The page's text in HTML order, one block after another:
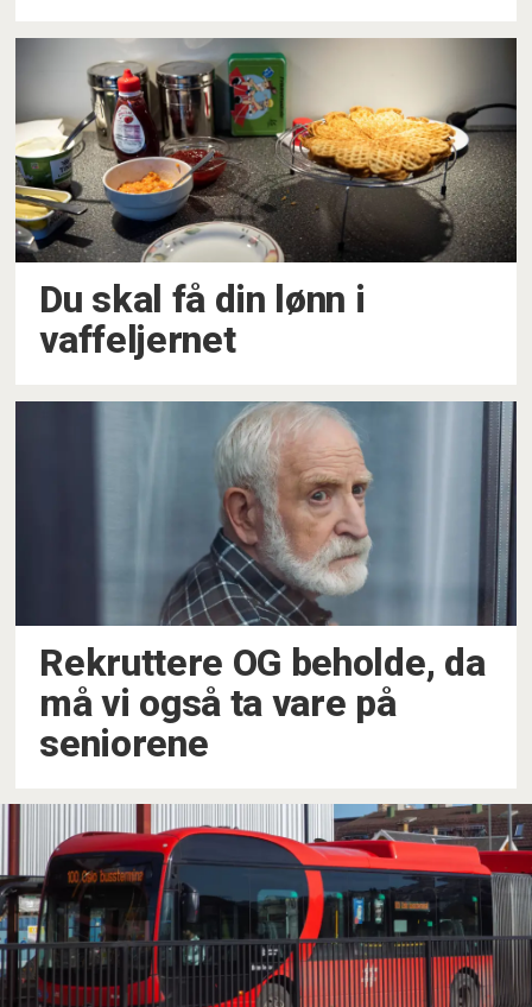
Du skal få din lønn i
vaffeljernet
Rekruttere OG beholde, da
må vi også ta vare på
seniorene